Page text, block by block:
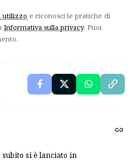
utilizzo e riconosci le pratiche di
Informativa sulla privacy. Puoi
subito si è lanciato in